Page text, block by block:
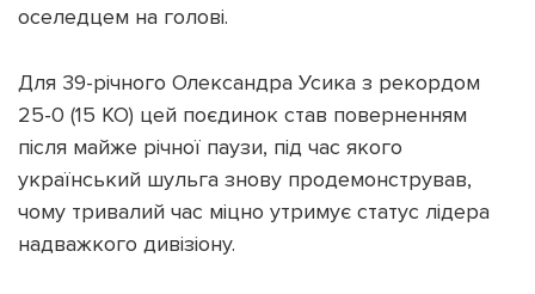
оселедцем на голові.
Для 39-річного Олександра Усика з рекордом
25-0 (15 КО) цей поєдинок став поверненням
після майже річної паузи, під час якого
український шульга знову продемонстрував,
чому тривалий час міцно утримує статус лідера
надважкого дивізіону.